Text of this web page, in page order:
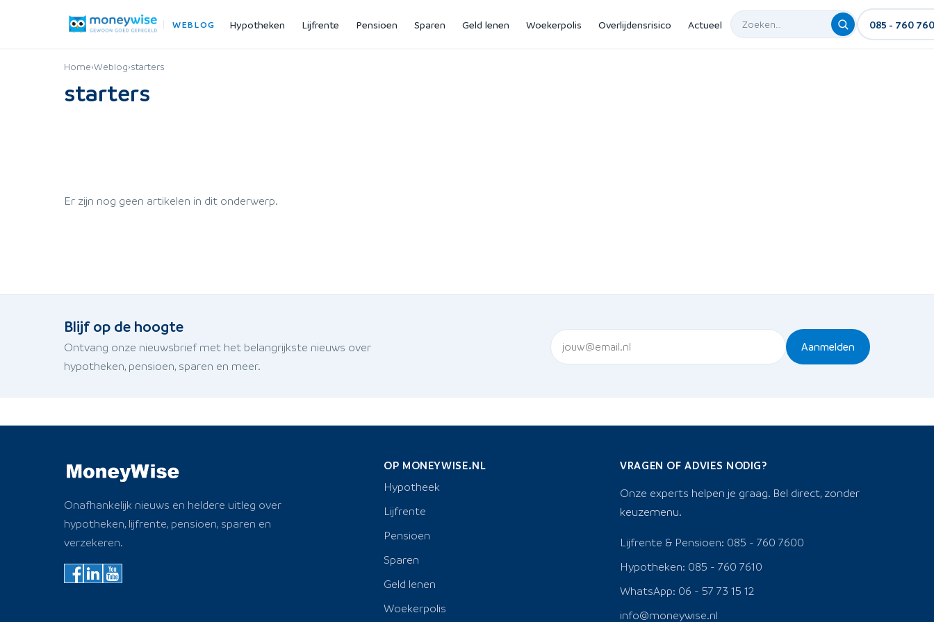
WEBLOG Hypotheken Lijfrente Pensioen Sparen Geld lenen Woekerpolis Overlijdensrisico Actueel 085 - 760
Home›Weblog›starters
starters
Er zijn nog geen artikelen in dit onderwerp.
Blijf op de hoogte
Ontvang onze nieuwsbrief met het belangrijkste nieuws over
hypotheken, pensioen, sparen en meer.
Aanmelden
Onafhankelijk nieuws en heldere uitleg over
hypotheken, lijfrente, pensioen, sparen en
verzekeren.
OP MONEYWISE.NL
Hypotheek
Lijfrente
Pensioen
Sparen
Geld lenen
Woekerpolis
VRAGEN OF ADVIES NODIG?
Onze experts helpen je graag. Bel direct, zonder
keuzemenu.
Lijfrente & Pensioen: 085 - 760 7600
Hypotheken: 085 - 760 7610
WhatsApp: 06 - 57 73 15 12
info@moneywise.nl